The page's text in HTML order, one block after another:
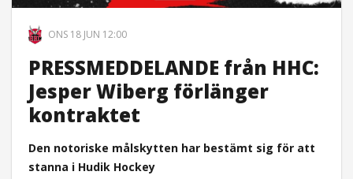
ONS 18 JUN 12:00
PRESSMEDDELANDE från HHC:
Jesper Wiberg förlänger
kontraktet
Den notoriske målskytten har bestämt sig för att
stanna i Hudik Hockey